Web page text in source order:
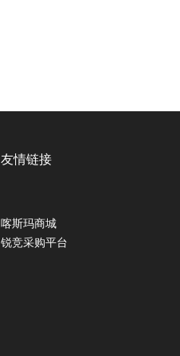
喀斯玛商城
锐竞采购平台
友情链接